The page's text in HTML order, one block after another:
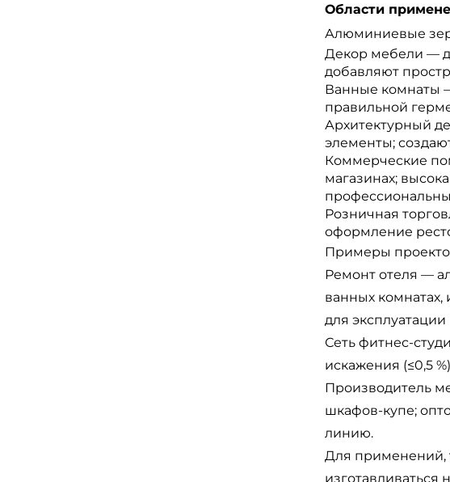
Области
Алюминиевые
Декор мебели —
добавляют
Ванные комнаты
правильной
Архитектурный
элементы;
Коммерческие
магазинах;
Розничная
оформление
Примеры
Ремонт отеля —
ванных
для
Сеть фитнес-
искажения (≤0,5
Производитель
шкафов-купе;
линию.
Для применений,
изготавливаться